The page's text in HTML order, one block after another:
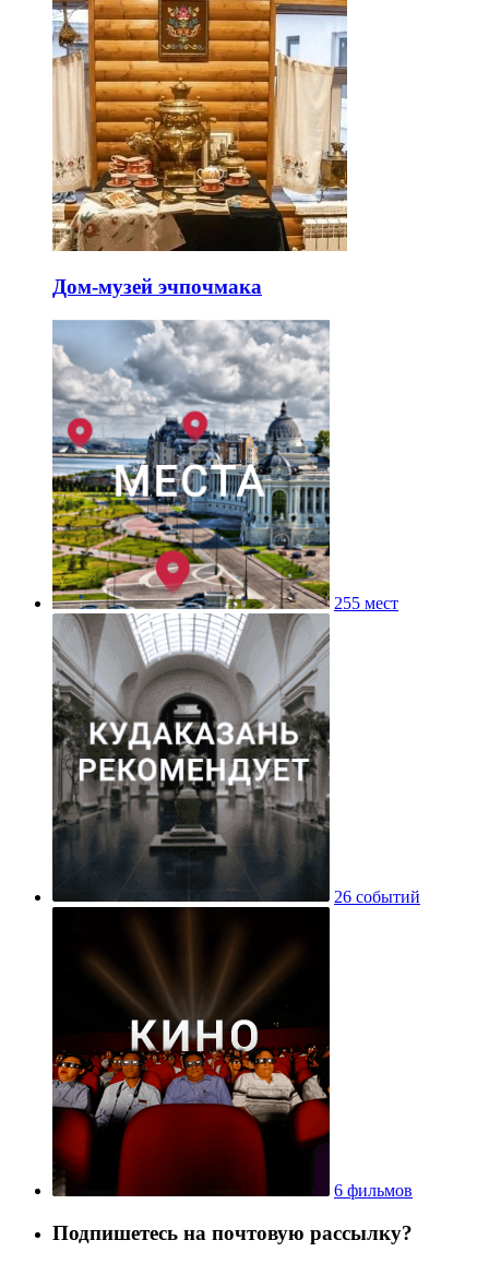
Дом-музей эчпочмака
255 мест
26 событий
6 фильмов
Подпишетесь на почтовую рассылку?